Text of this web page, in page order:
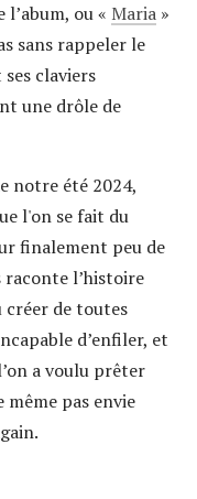
ou « Maria »
sans rappeler le
ses claviers
une drôle de
notre été 2024,
l'on se fait du
finalement peu de
raconte l’histoire
créer de toutes
d’enfiler, et
a voulu prêter
même pas envie